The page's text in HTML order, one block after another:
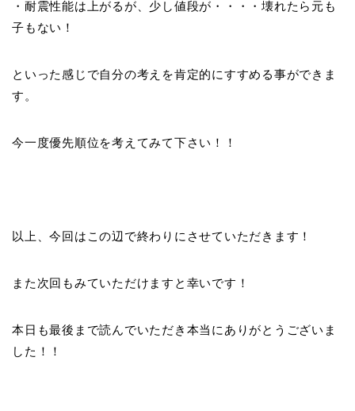
・耐震性能は上がるが、少し値段が・・・・壊れたら元も
子もない！
といった感じで自分の考えを肯定的にすすめる事ができま
す。
今一度優先順位を考えてみて下さい！！
以上、今回はこの辺で終わりにさせていただきます！
また次回もみていただけますと幸いです！
本日も最後まで読んでいただき本当にありがとうございま
した！！